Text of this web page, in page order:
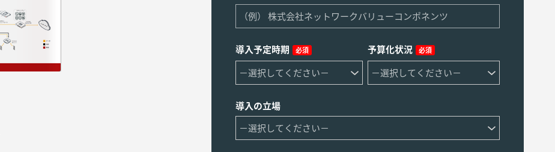
導入予定時期 必須 予算化状況 必須
導入の立場